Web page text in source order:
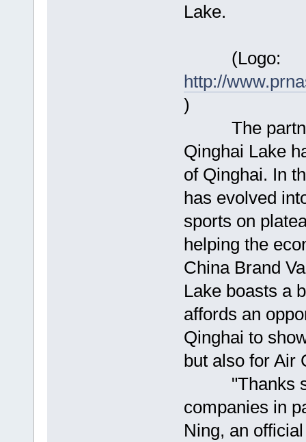
Lake.
(Logo:
http://
)
The
Qinghai Lake
of Qinghai. In
has evolved
sports on
helping the
China Brand
Lake boasts a
affords an
Qinghai to
but also for Air
"Thanks
companies in
Ning, an